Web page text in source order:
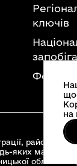
ключів
районні
яких
на